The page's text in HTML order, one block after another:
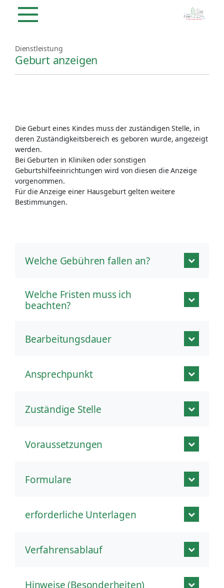
Dienstleistung
Geburt anzeigen
Die Geburt eines Kindes muss der zuständigen Stelle, in
deren Zuständigkeitsbereich es geboren wurde, angezeigt
werden.
Bei Geburten in Kliniken oder sonstigen
Geburtshilfeeinrichtungen wird von diesen die Anzeige
vorgenommen.
Für die Anzeige einer Hausgeburt gelten weitere
Bestimmungen.
Welche Gebühren fallen an?
Welche Fristen muss ich
beachten?
Bearbeitungsdauer
Ansprechpunkt
Zuständige Stelle
Voraussetzungen
Formulare
erforderliche Unterlagen
Verfahrensablauf
Hinweise (Besonderheiten)